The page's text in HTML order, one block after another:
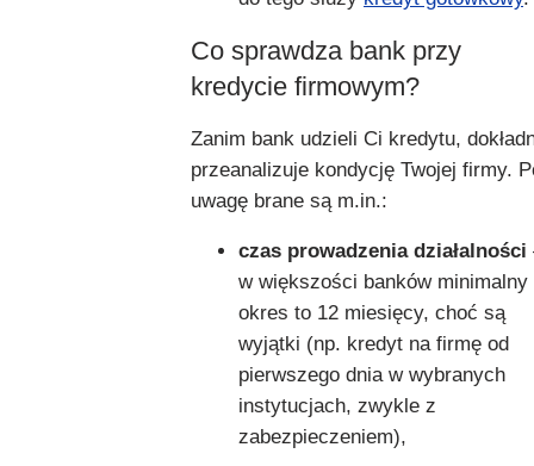
Co sprawdza bank przy
kredycie firmowym?
Zanim bank udzieli Ci kredytu,
przeanalizuje kondycję Twojej firmy.
uwagę brane są m.in.:
czas prowadzenia działalności
w większości banków minimalny
okres to 12 miesięcy, choć są
wyjątki (np. kredyt na firmę od
pierwszego dnia w wybranych
instytucjach, zwykle z
zabezpieczeniem),